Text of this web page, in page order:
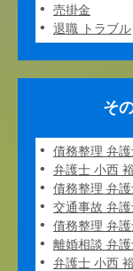
売掛金
退職 トラブル
そ
債務整理 弁
弁護士 小西
債務整理 弁
交通事故 弁
債務整理 弁
離婚相談 弁
弁護士 小西